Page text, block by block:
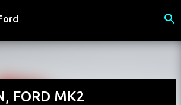
au contenu principal
FORD MK2